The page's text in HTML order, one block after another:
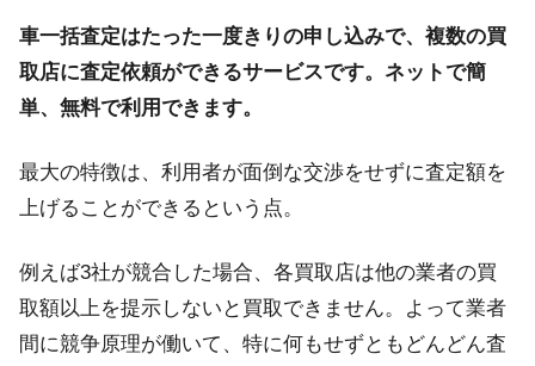
車一括査定はたった一度きりの申し込みで、複数の買
取店に査定依頼ができるサービスです。ネットで簡
単、無料で利用できます。
最大の特徴は、利用者が面倒な交渉をせずに査定額を
上げることができるという点。
例えば3社が競合した場合、各買取店は他の業者の買
取額以上を提示しないと買取できません。よって業者
間に競争原理が働いて、特に何もせずともどんどん査